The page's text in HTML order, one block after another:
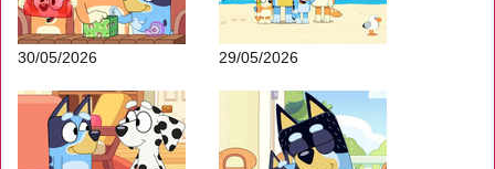
30/05/2026 29/05/2026